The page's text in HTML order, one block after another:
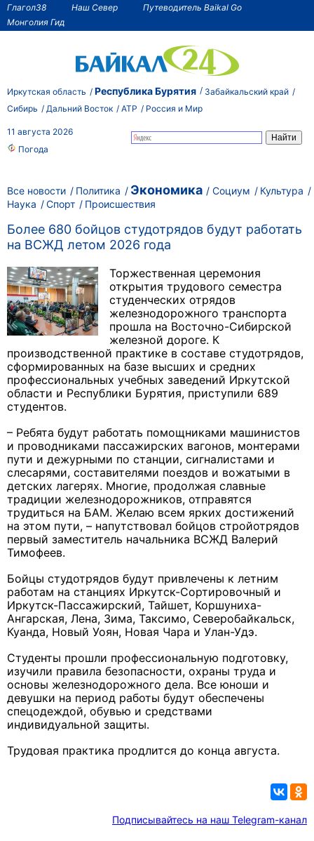
Глагол38 Наш Север
Путеводитель Baikal Go
Монголия Гид
Иркутская область Республика Бурятия
Забайкальский край
Сибирь
Дальний Восток АТР Россия и Мир
11 августа 2026
Погода
Все новости Политика Экономика Социум
Культура
Наука
Спорт Происшествия
Более 680 бойцов студотрядов будут работать
на ВСЖД летом 2026 года
Торжественная церемония
открытия трудового семестра
студенческих отрядов
железнодорожного транспорта
прошла на Восточно-Сибирской
железной дороге. К
производственной практике в составе студотрядов,
сформированных на базе высших и средних
профессиональных учебных заведений Иркутской
области и Республики Бурятия, приступили 689
студентов.
– Ребята будут работать помощниками машинистов
и проводниками пассажирских вагонов, монтерами
пути и дежурными по станции, сигналистами и
слесарями, составителями поездов и вожатыми в
детских лагерях. Многие, продолжая славные
традиции железнодорожников, отправятся
трудиться на БАМ. Желаю всем ярких достижений
на этом пути, – напутствовал бойцов стройотрядов
первый заместитель начальника ВСЖД Валерий
Тимофеев.
Бойцы студотрядов будут привлечены к летним
работам на станциях Иркутск-Сортировочный и
Иркутск-Пассажирский, Тайшет, Коршуниха-
Ангарская, Лена, Зима, Таксимо, Северобайкальск,
Куанда, Новый Уоян, Новая Чара и Улан-Удэ.
Студенты прошли профессиональную подготовку,
изучили правила безопасности, охраны труда и
основы железнодорожного дела. Все юноши и
девушки на период работы будут обеспечены
спецодеждой, обувью и средствами
индивидуальной защиты.
Трудовая практика продлится до конца августа.
Подписывайтесь на наш Telegram-канал